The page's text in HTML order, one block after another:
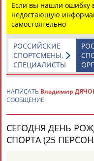
Рамазан
АБДУЛАЕВ
Тагир
АБДУЛАЕВ
Камалудин
Если вы нашли ошибку
недостающую
самостоятельно
РОССИЙСКИЕ
СПОРТСМЕНЫ,
СПЕЦИАЛИСТЫ
НАПИСАТЬ Владимир
СООБЩЕНИЕ
СЕГОДНЯ ДЕНЬ
СПОРТА (25
Алексей